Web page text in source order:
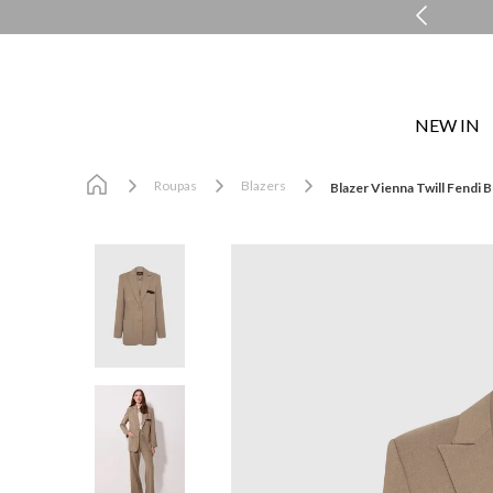
NEW IN
Roupas Blazers Blazer Vienna Twill Fendi